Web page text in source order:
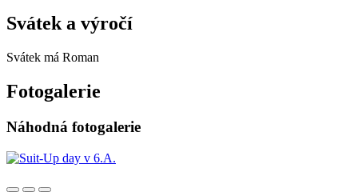
Svátek a výročí
Svátek má Roman
Fotogalerie
Náhodná fotogalerie